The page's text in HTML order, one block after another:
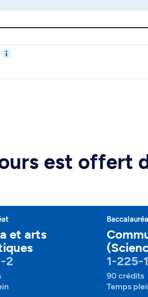
est offert
et arts
2
1-225-
90 crédits
Temps